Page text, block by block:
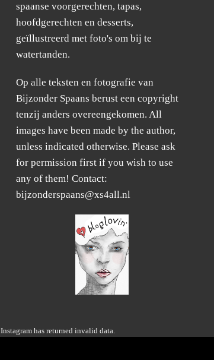
spaanse voorgerechten, tapas,
hoofdgerechten en desserts,
geïllustreerd met foto's om bij te
watertanden.
Op alle teksten en fotografie van
Bijzonder Spaans berust een copyright
tenzij anders overeengekomen. All
images have been made by the author,
unless indicated otherwise. Please ask
for permission first if you wish to use
any of them! Contact:
bijzonderspaans@xs4all.nl
Instagram has returned invalid data.